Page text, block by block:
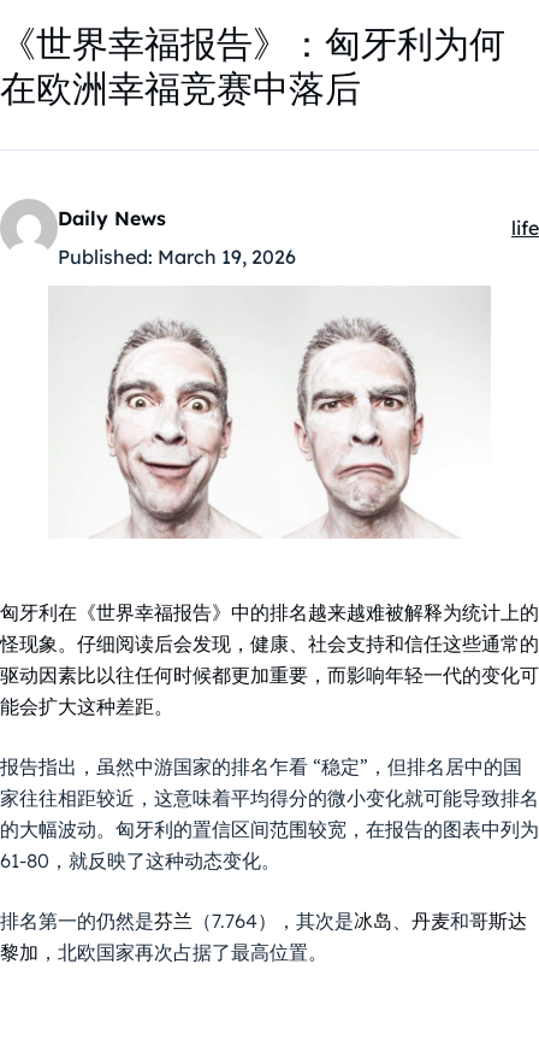
《世界幸福报告》：匈牙利为何
在欧洲幸福竞赛中落后
Daily News
Published: March 19, 2026
life
匈牙利在《世界幸福报告》中的排名越来越难被解释为统计上的
怪现象。仔细阅读后会发现，健康、社会支持和信任这些通常的
驱动因素比以往任何时候都更加重要，而影响年轻一代的变化可
能会扩大这种差距。
报告指出，虽然中游国家的排名乍看 “稳定”，但排名居中的国
家往往相距较近，这意味着平均得分的微小变化就可能导致排名
的大幅波动。匈牙利的置信区间范围较宽，在报告的图表中列为
61-80，就反映了这种动态变化。
排名第一的仍然是芬兰 （7.764），其次是冰岛 丹麦和哥斯达
黎加 ，北欧国家再次占据了最高位置。